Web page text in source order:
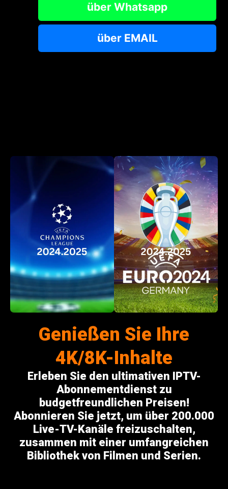
über Whatsapp
über EMAIL
Genießen Sie Ihre
4K/8K-Inhalte
Erleben Sie den ultimativen IPTV-
Abonnementdienst zu
budgetfreundlichen Preisen!
Abonnieren Sie jetzt, um über 200.000
Live-TV-Kanäle freizuschalten,
zusammen mit einer umfangreichen
Bibliothek von Filmen und Serien.